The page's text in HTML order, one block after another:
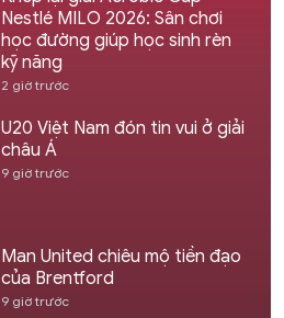
Nestlé MILO 2026: Sân chơi
học đường giúp học sinh rèn
kỹ năng
2 giờ trước
U20 Việt Nam đón tin vui ở giải
châu Á
9 giờ trước
Man United chiêu mộ tiền đạo
của Brentford
9 giờ trước